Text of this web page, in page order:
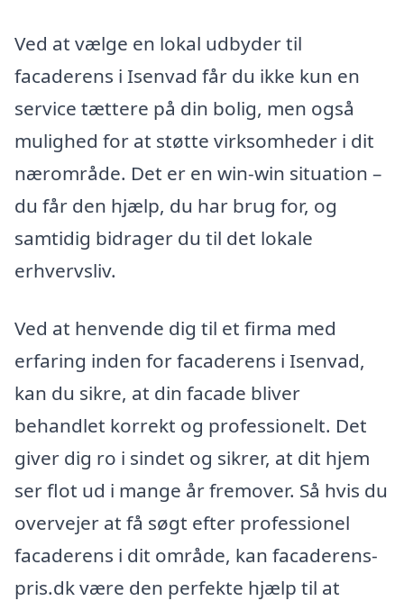
Ved at vælge en lokal udbyder til
facaderens i Isenvad får du ikke kun en
service tættere på din bolig, men også
mulighed for at støtte virksomheder i dit
nærområde. Det er en win-win situation –
du får den hjælp, du har brug for, og
samtidig bidrager du til det lokale
erhvervsliv.
Ved at henvende dig til et firma med
erfaring inden for facaderens i Isenvad,
kan du sikre, at din facade bliver
behandlet korrekt og professionelt. Det
giver dig ro i sindet og sikrer, at dit hjem
ser flot ud i mange år fremover. Så hvis du
overvejer at få søgt efter professionel
facaderens i dit område, kan facaderens-
pris.dk være den perfekte hjælp til at